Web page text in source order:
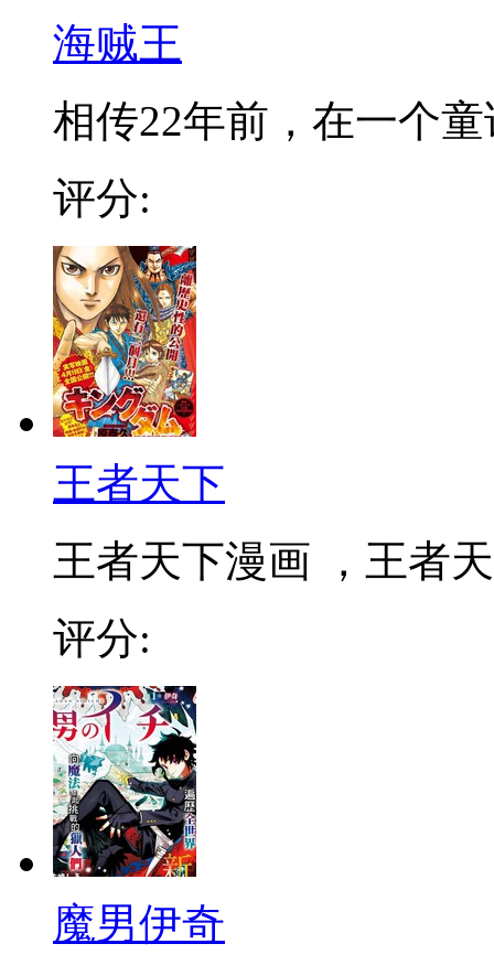
海贼王
相传22年前，在一个
评分:
王者天下
王者天下漫画 ，王者
评分:
魔男伊奇